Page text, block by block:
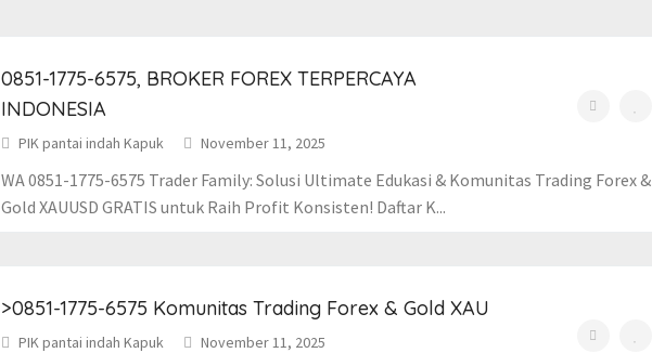
0851-1775-6575, BROKER FOREX TERPERCAYA
INDONESIA
PIK pantai indah Kapuk November 11, 2025
WA 0851-1775-6575 Trader Family: Solusi Ultimate Edukasi & Komunitas Trading Forex &
Gold XAUUSD GRATIS untuk Raih Profit Konsisten! Daftar K...
>0851-1775-6575 Komunitas Trading Forex & Gold XAU
PIK pantai indah Kapuk November 11, 2025